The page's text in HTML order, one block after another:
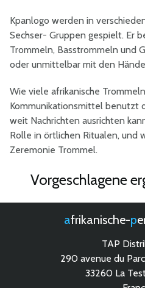
Kpanlogo werden in
Sechser- Gruppen gespielt. Er
Trommeln, Basstrommeln und
oder unmittelbar mit den
Wie viele afrikanische
Kommunikationsmittel benutzt
weit Nachrichten ausrichten
Rolle in örtlichen Ritualen, und
Zeremonie Trommel.
Vorgeschlagene
afrikanische-
TAP
290 avenue du
33260 La